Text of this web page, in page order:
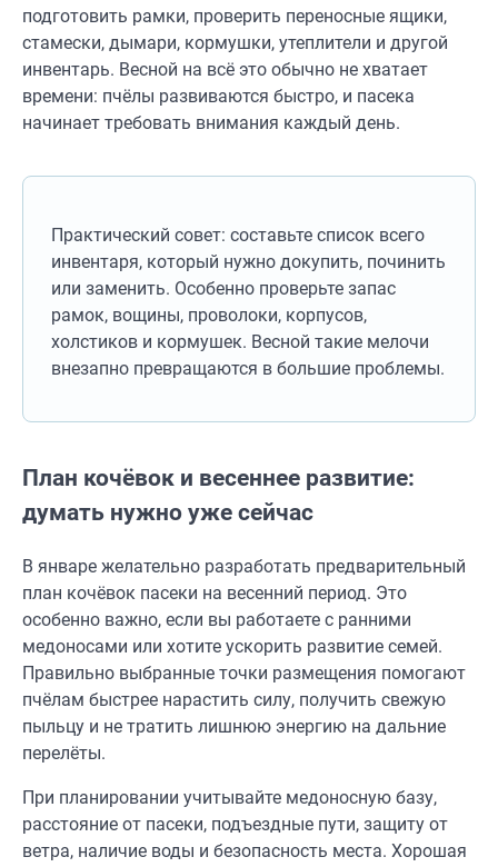
подготовить рамки, проверить переносные ящики,
стамески, дымари, кормушки, утеплители и другой
инвентарь. Весной на всё это обычно не хватает
времени: пчёлы развиваются быстро, и пасека
начинает требовать внимания каждый день.
Практический совет: составьте список всего
инвентаря, который нужно докупить, починить
или заменить. Особенно проверьте запас
рамок, вощины, проволоки, корпусов,
холстиков и кормушек. Весной такие мелочи
внезапно превращаются в большие проблемы.
План кочёвок и весеннее развитие:
думать нужно уже сейчас
В январе желательно разработать предварительный
план кочёвок пасеки на весенний период. Это
особенно важно, если вы работаете с ранними
медоносами или хотите ускорить развитие семей.
Правильно выбранные точки размещения помогают
пчёлам быстрее нарастить силу, получить свежую
пыльцу и не тратить лишнюю энергию на дальние
перелёты.
При планировании учитывайте медоносную базу,
расстояние от пасеки, подъездные пути, защиту от
ветра, наличие воды и безопасность места. Хорошая